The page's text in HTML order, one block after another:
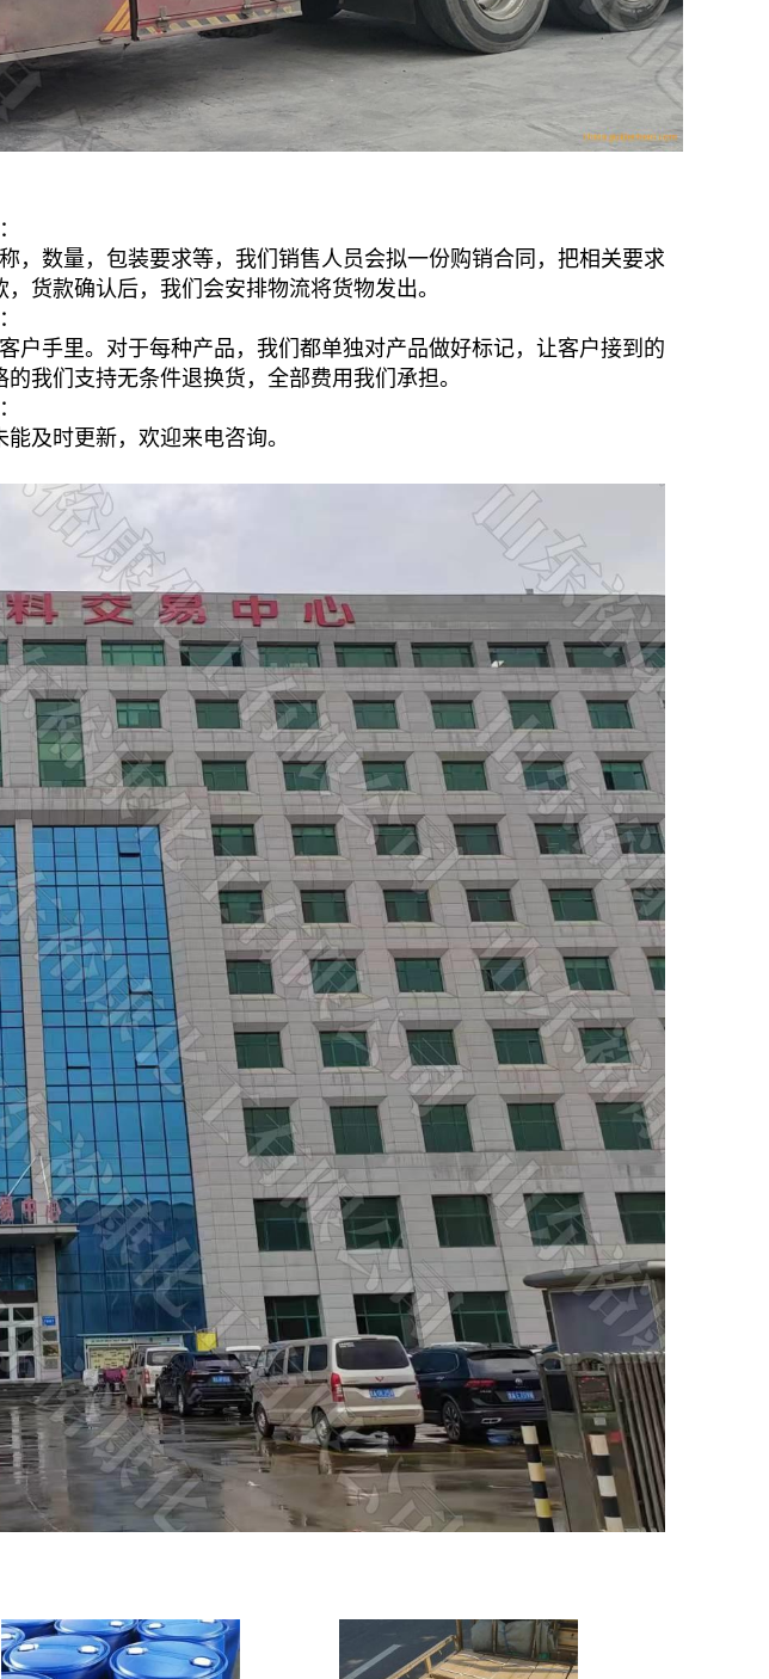
，数量，包装要求等，我们销售人员会拟一份购销合同，把相关要求
货款确认后，我们会安排物流将货物发出。
户手里。对于每种产品，我们都单独对产品做好标记，让客户接到的
我们支持无条件退换货，全部费用我们承担。
及时更新，欢迎来电咨询。